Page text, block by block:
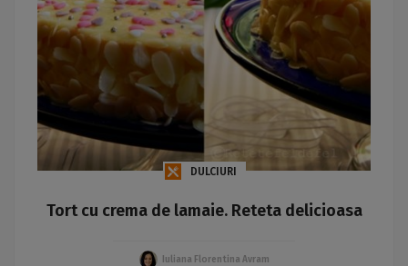
DULCIURI
Tort cu crema de lamaie. Reteta delicioasa
Iuliana Florentina Avram